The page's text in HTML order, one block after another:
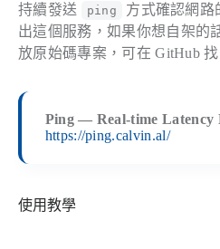
持續發送
ping
方式確認網路
出這個服務，如果你想自架的
放原始碼專案，可在 GitHub
Ping — Real-time Latency
https://ping.calvin.al/
使用教學